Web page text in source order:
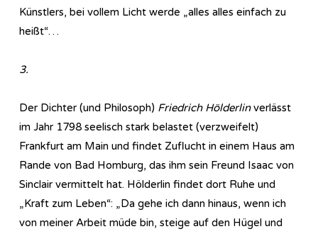
Künstlers, bei vollem Licht werde „alles alles einfach zu
heißt“…
3.
Der Dichter (und Philosoph) Friedrich Hölderlinverlässt
im Jahr 1798 seelisch stark belastet (verzweifelt)
Frankfurt am Main und findet Zuflucht in einem Haus am
Rande von Bad Homburg, das ihm sein Freund Isaac von
Sinclair vermittelt hat. Hölderlin findet dort Ruhe und
„Kraft zum Leben“: „Da gehe ich dann hinaus, wenn ich
von meiner Arbeit müde bin, steige auf den Hügel und